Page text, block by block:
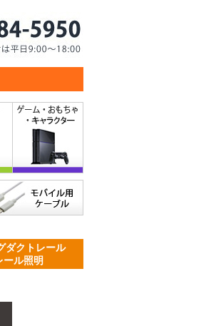
ダクトレール
ル照明